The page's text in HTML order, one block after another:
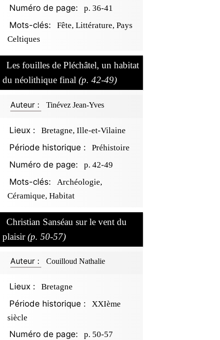
Numéro de page: p. 36-41
Mots-clés:
Fête, Littérature, Pays
Celtiques
Les fouilles de Pléchâtel, un habitat
du néolithique final (p. 42-49)
Auteur : Tinévez Jean-Yves
Lieux : Bretagne, Ille-et-Vilaine
Période historique : Préhistoire
Numéro de page: p. 42-49
Mots-clés:
Archéologie,
Céramique, Habitat
Christian Sanséau sur le vent du
plaisir(p. 50-57)
Auteur : Couilloud Nathalie
Lieux : Bretagne
Période historique :
XXIème
siècle
Numéro de page: p. 50-57